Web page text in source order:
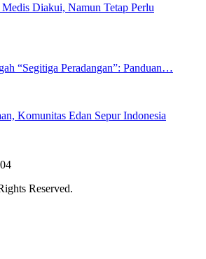
Diakui, Namun Tetap Perlu
“Segitiga Peradangan”: Panduan…
Komunitas Edan Sepur Indonesia
Reserved.